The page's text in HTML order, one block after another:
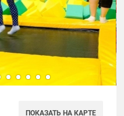
ПОКАЗАТЬ НА КАРТЕ